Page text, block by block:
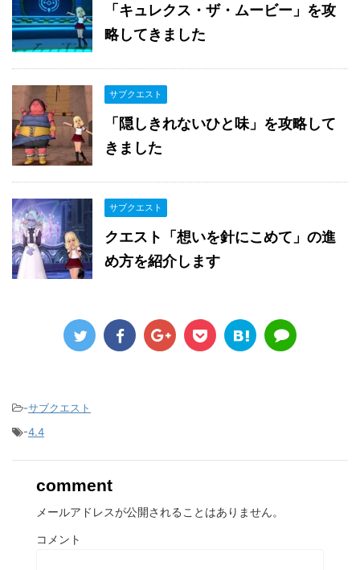
「キュレクス・ザ・ムービー」を攻
略してきました
サブクエスト
「隠しきれないひと味」を攻略して
きました
サブクエスト
クエスト「想いを針にこめて」の進
め方を紹介します
-サブクエスト
-4.4
comment
メールアドレスが公開されることはありません。
コメント